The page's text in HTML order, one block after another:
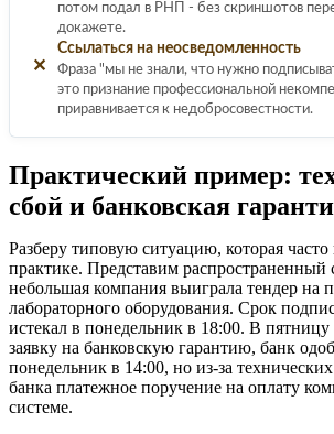
потом подал в РНП - без скриншотов
докажете.
✕
Ссылаться на неосведомленность
Фраза "мы не знали, что нужно
это признание профессиональной
приравнивается к недобросовестности.
Практический пример:
сбой и банковская
Разберу типовую ситуацию, которая часто
практике. Представим распространенный
небольшая компания выиграла тендер на
лабораторного оборудования. Срок
истекал в понедельник в 18:00. В
заявку на банковскую гарантию, банк
понедельник в 14:00, но из-за
банка платежное поручение на оплату
системе.